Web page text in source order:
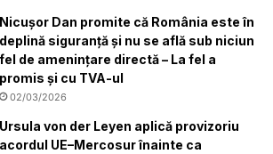
Nicușor Dan promite că România este în
deplină siguranță și nu se află sub niciun
fel de amenințare directă – La fel a
promis și cu TVA-ul
02/03/2026
Ursula von der Leyen aplică provizoriu
acordul UE–Mercosur înainte ca